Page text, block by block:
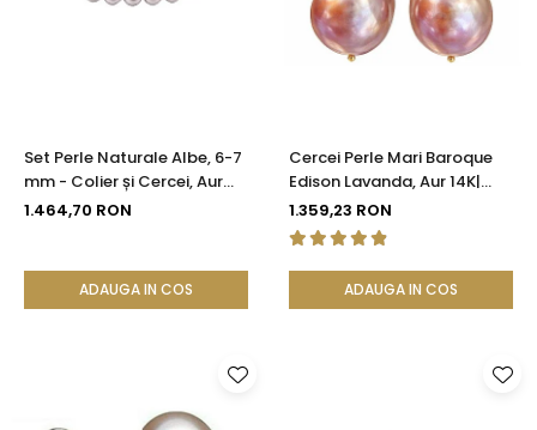
Set Perle Naturale Albe, 6-7
mm - Colier și Cercei, Aur
Galben 14K | KASKADDA®
1.464,70 RON
ADAUGA IN COS
Cercei Perle Mari Baroque
Edison Lavanda, Aur 14K|
KASKADDA®
1.359,23 RON
ADAUGA IN COS